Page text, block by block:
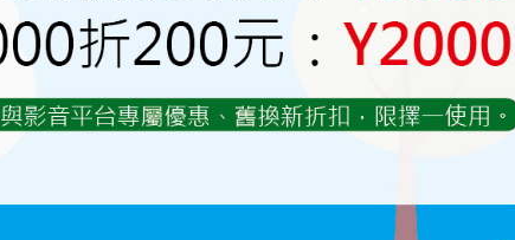
2026特惠-寵物烏龜飼養箱
(正方形組合多款)
NT. 500~880